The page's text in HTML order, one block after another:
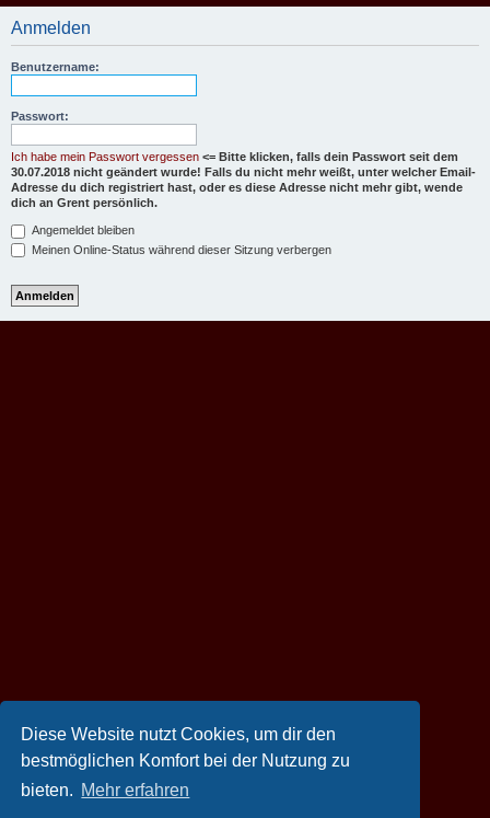
Diese Website nutzt Cookies, um dir den
bestmöglichen Komfort bei der Nutzung zu
bieten. Mehr erfahren
Anmelden
Benutzername:
Passwort:
Ich habe mein Passwort vergessen <= Bitte klicken, falls dein Passwort seit dem
30.07.2018 nicht geändert wurde! Falls du nicht mehr weißt, unter welcher Email-
Adresse du dich registriert hast, oder es diese Adresse nicht mehr gibt, wende
dich an Grent persönlich.
Angemeldet bleiben
Meinen Online-Status während dieser Sitzung verbergen